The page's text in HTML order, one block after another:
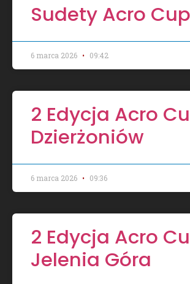
Sudety Acro Cup
6 marca 2026 09:42
2 Edycja Acro
Dzierżoniów
6 marca 2026 09:36
2 Edycja Acro
Jelenia Góra